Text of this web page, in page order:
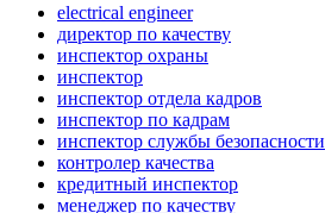
electrical engineer
директор по качеству
инспектор охраны
инспектор
инспектор отдела кадров
инспектор по кадрам
инспектор службы безопасности
контролер качества
кредитный инспектор
менеджер по качеству